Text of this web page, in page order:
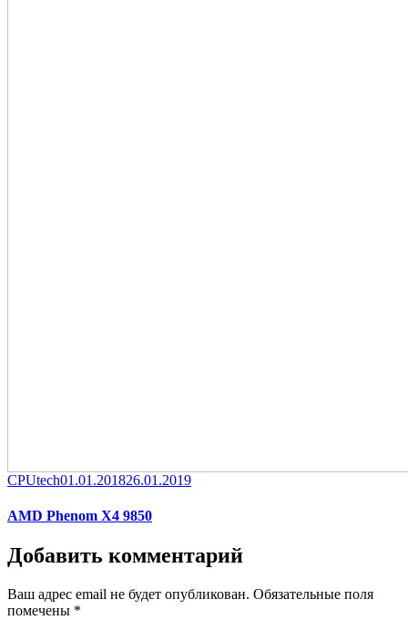
Category
CPUtechPosted
01.01.201826.01.2019
AMD Phenom X4 9850
Добавить комментарий
Ваш адрес email не будет опубликован. Обязательные поля
помечены *